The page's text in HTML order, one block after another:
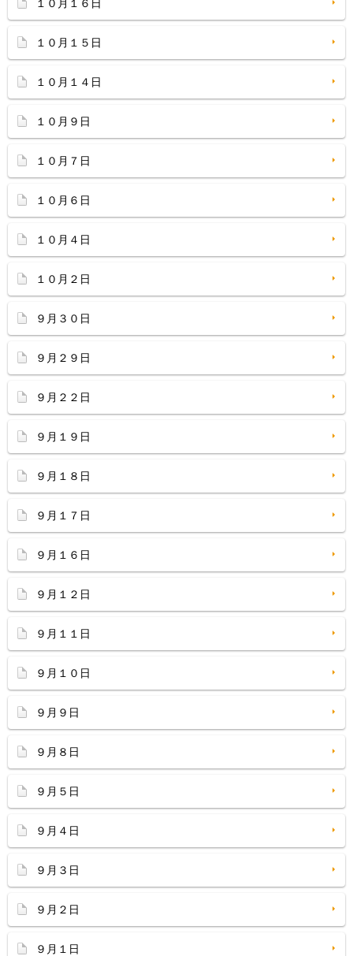
１０月１６日
１０月１５日
１０月１４日
１０月９日
１０月７日
１０月６日
１０月４日
１０月２日
９月３０日
９月２９日
９月２２日
９月１９日
９月１８日
９月１７日
９月１６日
９月１２日
９月１１日
９月１０日
９月９日
９月８日
９月５日
９月４日
９月３日
９月２日
９月１日